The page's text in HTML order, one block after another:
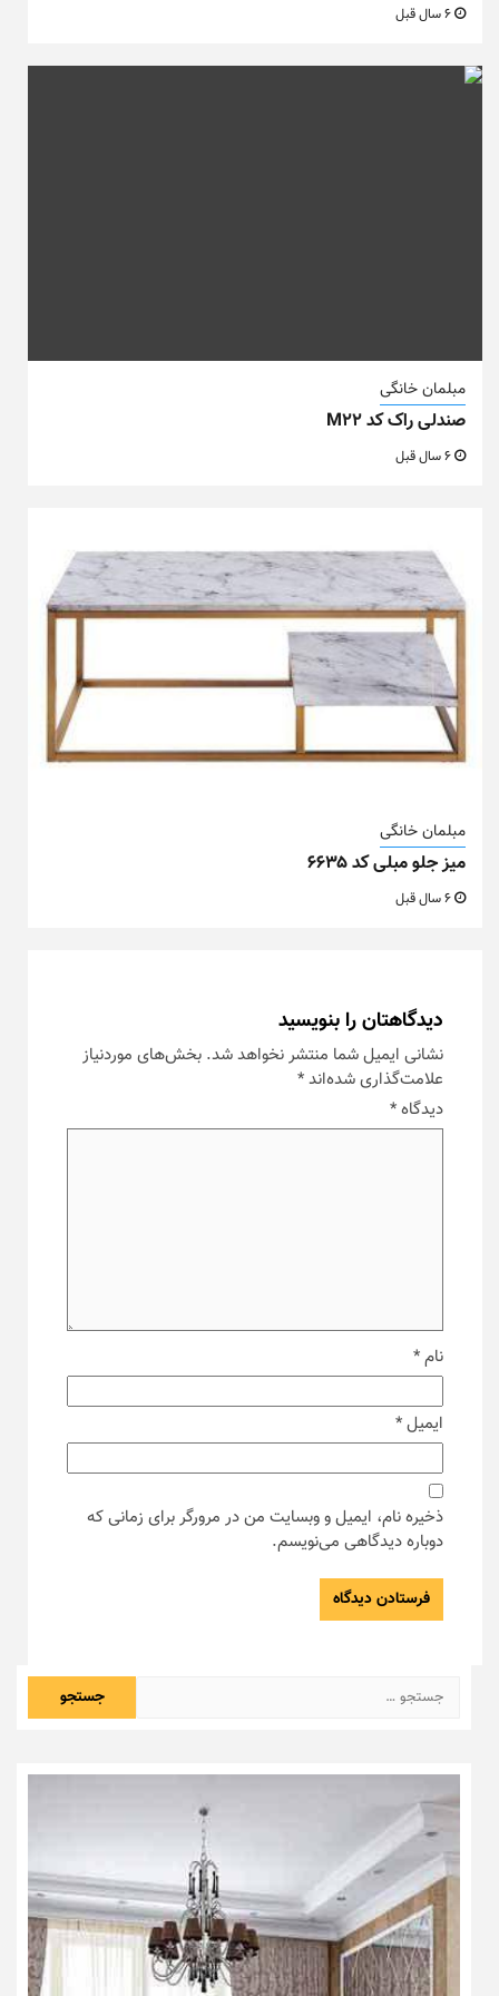
مبلمان خانگی
صندلی راک کد M22
مبلمان خانگی
میز جلو مبلی کد ۶۶۳۵
دیدگاهتان را بنویسید
نشانی ایمیل شما منتشر نخواهد شد. بخش‌های موردنیاز
علامت‌گذاری شده‌اند*
دیدگاه*
نام*
ایمیل*
ذخیره نام، ایمیل و وبسایت من در مرورگر برای زمانی که
دوباره دیدگاهی می‌نویسم.
جستجو
برای: